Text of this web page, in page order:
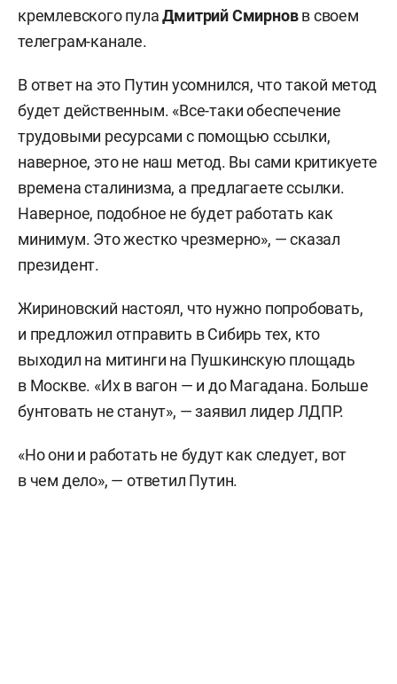
кремлевского пулаДмитрий Смирновв своем
телеграм-канале.
В ответ на это Путин усомнился, что такой метод
будет действенным. «Все-таки обеспечение
трудовыми ресурсами с помощью ссылки,
наверное, это не наш метод. Вы сами критикуете
времена сталинизма, а предлагаете ссылки.
Наверное, подобное не будет работать как
минимум. Это жестко чрезмерно», — сказал
президент.
Жириновский настоял, что нужно попробовать,
и предложил отправить в Сибирь тех, кто
выходил на митинги на Пушкинскую площадь
в Москве. «Их в вагон — и до Магадана. Больше
бунтовать не станут», — заявил лидер ЛДПР.
«Но они и работать не будут как следует, вот
в чем дело», — ответил Путин.